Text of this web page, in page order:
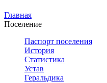
Главная
Поселение
Паспорт поселения
История
Статистика
Устав
Геральдика